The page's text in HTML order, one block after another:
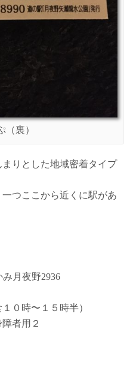
（裏）
りとした地域密着タイプ
つここから近くに駅があ
み月夜野2936
０時〜１５時半）
者用２